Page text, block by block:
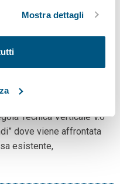
Mostra dettagli
incendi
Tecnica Verticale V.6
dove viene affrontata
esistente,